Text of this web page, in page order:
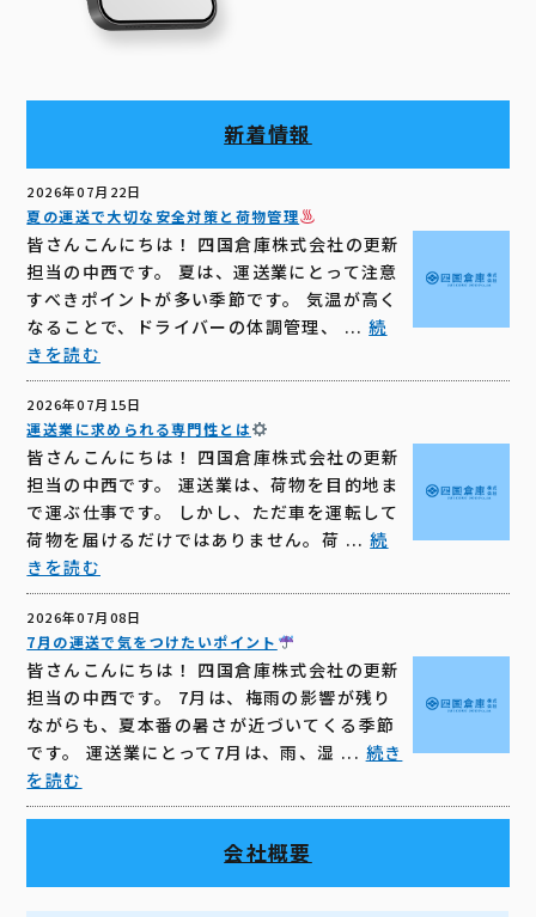
新着情報
2026年07月22日
夏の運送で大切な安全対策と荷物管理
皆さんこんにちは！ 四国倉庫株式会社の更新
担当の中西です。 夏は、運送業にとって注意
すべきポイントが多い季節です。 気温が高く
なることで、ドライバーの体調管理、 ...続
きを読む
2026年07月15日
運送業に求められる専門性とは
皆さんこんにちは！ 四国倉庫株式会社の更新
担当の中西です。 運送業は、荷物を目的地ま
で運ぶ仕事です。 しかし、ただ車を運転して
荷物を届けるだけではありません。荷 ...続
きを読む
2026年07月08日
7月の運送で気をつけたいポイント
皆さんこんにちは！ 四国倉庫株式会社の更新
担当の中西です。 7月は、梅雨の影響が残り
ながらも、夏本番の暑さが近づいてくる季節
です。 運送業にとって7月は、雨、湿 ... 続き
を読む
会社概要